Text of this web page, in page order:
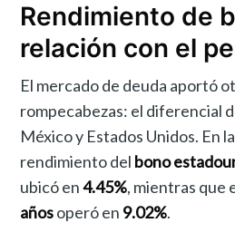
Rendimiento de
relación con el
El mercado de deuda aportó
rompecabezas: el diferencial
México y Estados Unidos. En
rendimiento del bono
ubicó en4.45%, mientras que
añosoperó en 9.02%.